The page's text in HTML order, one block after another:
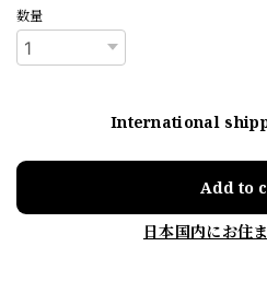
数量
International
Add to
日本国内にお住